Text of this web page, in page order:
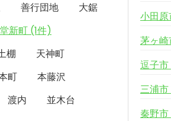
善行団地
大鋸
新町 (1件)
棚
天神町
町
本藤沢
渡内 並木台
小田原
茅ヶ崎
逗子市
三浦市
秦野市